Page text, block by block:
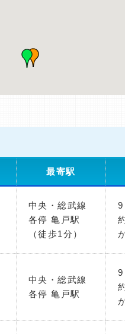
最寄駅
中央・総武線
各停 亀戸駅
（徒歩1分）
中央・総武線
各停 亀戸駅